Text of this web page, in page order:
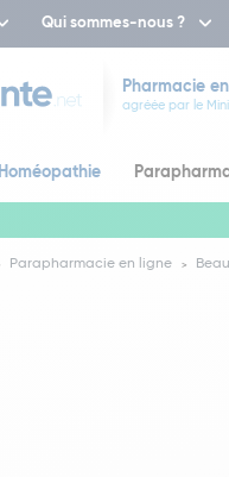
Qui sommes-nous ?
Pharmacie
agréée par le
Homéopathie
Parapharmacie en ligne